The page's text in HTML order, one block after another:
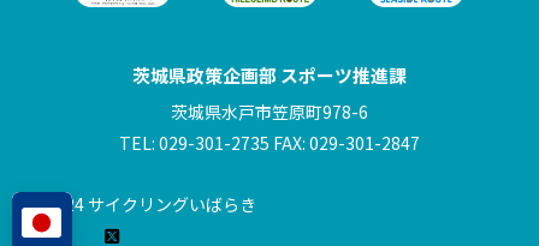
茨城県政策企画部 スポーツ推進課
茨城県水戸市笠原町978-6
TEL: 029-301-2735 FAX: 029-301-2847
© 2024 サイクリングいばらき